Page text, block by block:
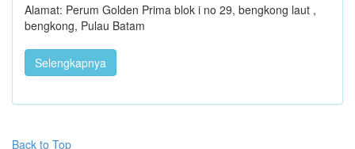
Alamat: Perum Golden Prima blok i no 29, bengkong laut ,
bengkong, Pulau Batam
Selengkapnya
Back to Top